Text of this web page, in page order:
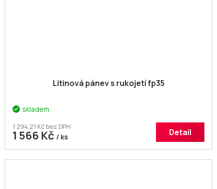
Litinová pánev s rukojetí fp35
skladem
1 294,21 Kč bez DPH
1 566 Kč / ks Detail